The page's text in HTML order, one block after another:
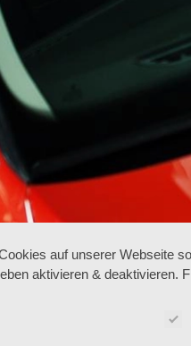
auf unserer Webseite
aktivieren & deaktivieren.